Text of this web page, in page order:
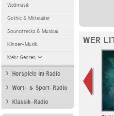
Weltmusik
Gothic & Mittelalter
Soundtracks & Musical
Kinder-Musik
Mehr Genres
Hörspiele im Radio
Wort- & Sport-Radio
Klassik-Radio
WER